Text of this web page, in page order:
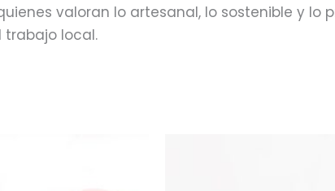
valoran lo artesanal, lo sostenible y
trabajo local.